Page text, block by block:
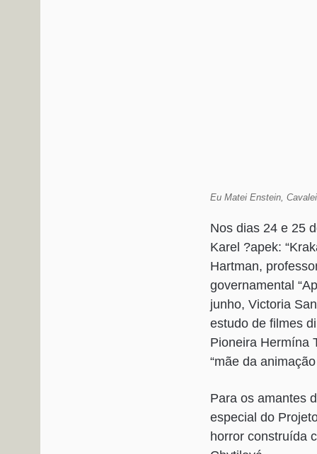
Eu Matei Enstein,
Nos dias 24 e 25
Karel ?apek:
Hartman,
governamental
junho, Victoria
estudo de filmes
Pioneira Hermína
“mãe da
Para os amantes
especial do
horror construída